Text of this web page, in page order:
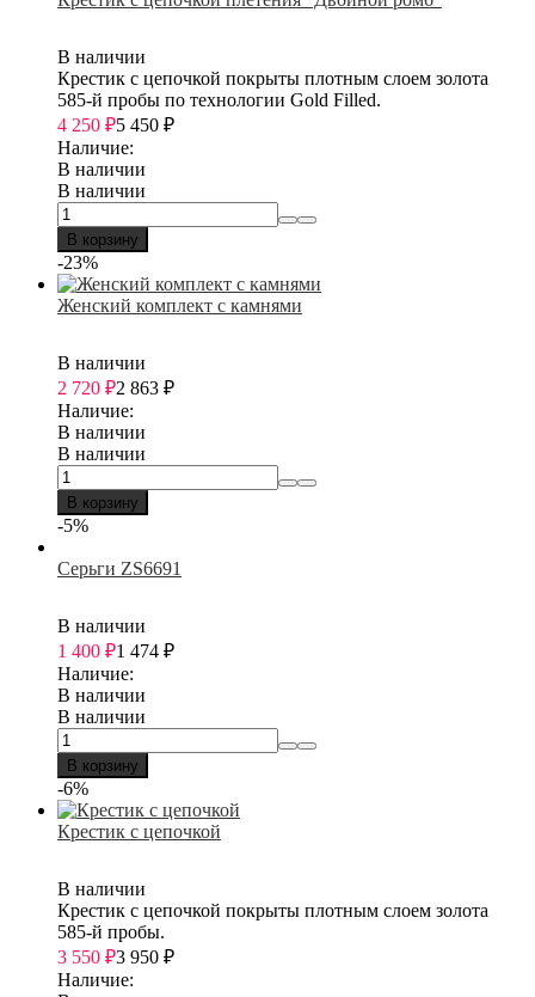
В наличии
Крестик с цепочкой покрыты плотным слоем золота
585-й пробы по технологии Gold Filled.
4 250 ₽5 450 ₽
Наличие:
В наличии
В наличии
В корзину
-23%
Женский комплект с камнями
В наличии
2 720 ₽2 863 ₽
Наличие:
В наличии
В наличии
В корзину
-5%
Серьги ZS6691
В наличии
1 400 ₽1 474 ₽
Наличие:
В наличии
В наличии
В корзину
-6%
Крестик с цепочкой
В наличии
Крестик с цепочкой покрыты плотным слоем золота
585-й пробы.
3 550 ₽3 950 ₽
Наличие: